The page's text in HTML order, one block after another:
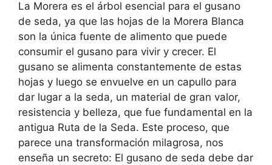
La Morera es el árbol esencial para el gusano
de seda, ya que las hojas de la Morera Blanca
son la única fuente de alimento que puede
consumir el gusano para vivir y crecer. El
gusano se alimenta constantemente de estas
hojas y luego se envuelve en un capullo para
dar lugar a la seda, un material de gran valor,
resistencia y belleza, que fue fundamental en la
antigua Ruta de la Seda. Este proceso, que
parece una transformación milagrosa, nos
enseña un secreto: El gusano de seda debe dar